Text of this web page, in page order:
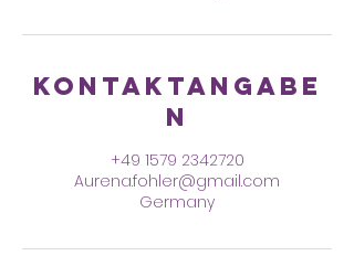
Kontaktangabe
n
+49 1579 2342720
Aurena.fohler@gmail.com
Germany